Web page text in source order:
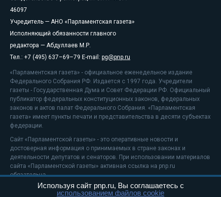
46097
Учредитель — АНО «Парламентская газета»
Исполняющий обязанности главного
редактора — Абдуллаев М.Р.
Тел.: +7 (495) 637–69–79 E-mail: pg@pnp.ru
«Парламентская газета» - официальное еженедельное издание
Федерального Собрания РФ. Издается с 1997 года. Учредители
газеты - Государственная Дума и Совет Федерации РФ. Официальный
публикатор федеральных конституционных законов, федеральных
законов и актов палат Федерального Собрания. «Парламентская
газета» имеет пункты печати и представительства в десяти субъектах
федерации.
Сайт «Парламентской газеты» - это оперативные новости и
достоверная информация о принимаемых в стране законах и
деятельности депутатов и сенаторов. При использовании материалов
сайта «Парламентской газеты» активная ссылка на pnp.ru
обязательна.
На информационном ресурсе применяютсярекомендательные
Используя сайт pnp.ru, Вы соглашаетесь с
использованием файлов cookie